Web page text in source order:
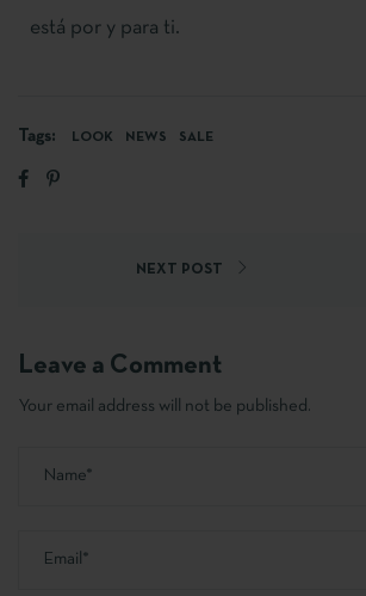
está por y para ti.
Tags: LOOK NEWS SALE
NEXT POST
Leave a Comment
Your email address will not be published.